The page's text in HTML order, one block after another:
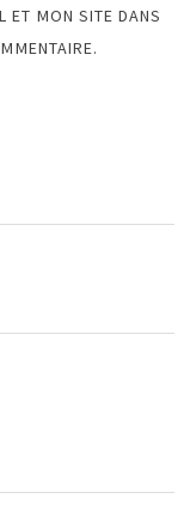
ET MON SITE DANS